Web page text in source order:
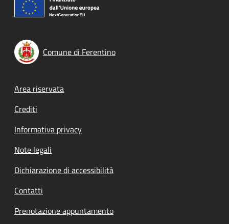
Comune di Ferentino
Footer menu
Area riservata
Crediti
Informativa privacy
Note legali
Dichiarazione di accessibilità
Contatti
Prenotazione appuntamento